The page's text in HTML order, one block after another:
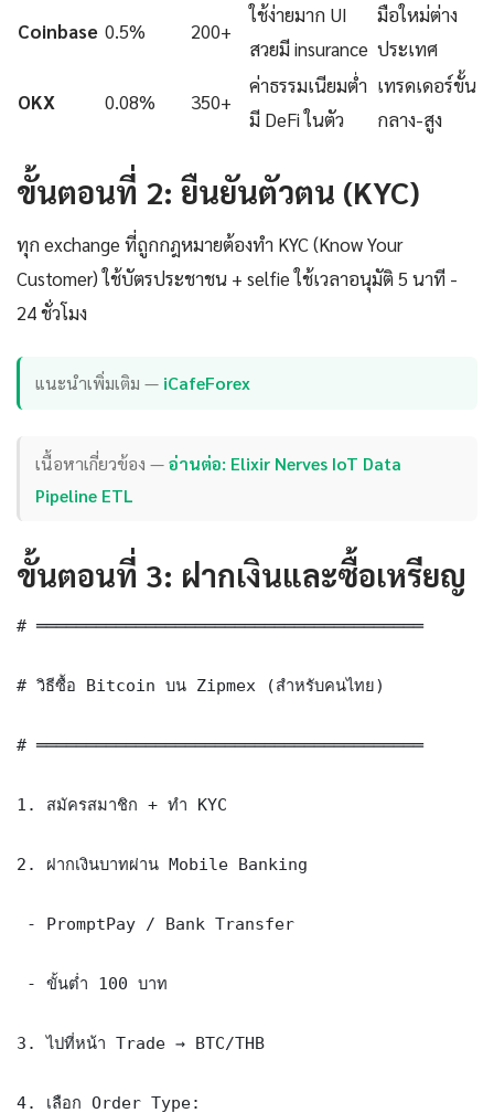
Coinbase 0.5% 200+
ใช้ง่ายมาก UI
สวยมี insurance
มือใหม่ต่าง
ประเทศ
OKX 0.08% 350+
ค่าธรรมเนียมต่ำ
มี DeFi ในตัว
เทรดเดอร์ขั้น
กลาง-สูง
ขั้นตอนที่ 2: ยืนยันตัวตน (KYC)
ทุก exchange ที่ถูกกฎหมายต้องทำ KYC (Know Your
Customer) ใช้บัตรประชาชน + selfie ใช้เวลาอนุมัติ 5 นาที -
24 ชั่วโมง
แนะนำเพิ่มเติม — iCafeForex
เนื้อหาเกี่ยวข้อง —อ่านต่อ: Elixir Nerves IoT Data
Pipeline ETL
ขั้นตอนที่ 3: ฝากเงินและซื้อเหรียญ
# ═══════════════════════════════════════
# วิธีซื้อ Bitcoin บน Zipmex (สำหรับคนไทย)
# ═══════════════════════════════════════
1. สมัครสมาชิก + ทำ KYC
2. ฝากเงินบาทผ่าน Mobile Banking
- PromptPay / Bank Transfer
- ขั้นต่ำ 100 บาท
3. ไปที่หน้า Trade → BTC/THB
4. เลือก Order Type: